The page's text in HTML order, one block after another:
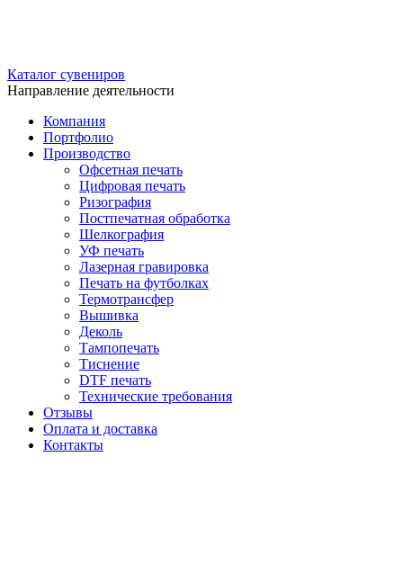
Каталог сувениров
Направление деятельности
Компания
Портфолио
Производство
Офсетная печать
Цифровая печать
Ризография
Постпечатная обработка
Шелкография
УФ печать
Лазерная гравировка
Печать на футболках
Термотрансфер
Вышивка
Деколь
Тампопечать
Тиснение
DTF печать
Технические требования
Отзывы
Оплата и доставка
Контакты